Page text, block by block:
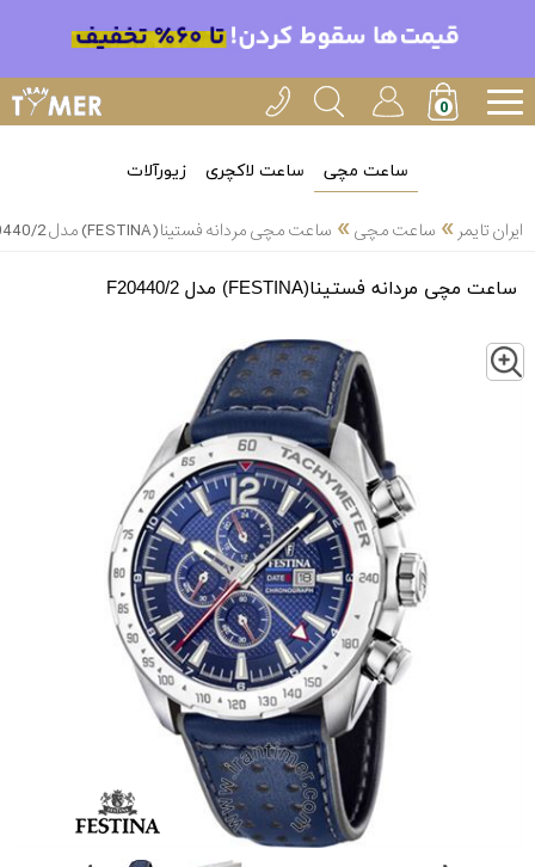
ساعت مچی ساعت لاکچری زیورآلات
ایران تایمر » ساعت مچی» ساعت مچی مردانه فستینا(FESTINA) مدل F20440/2
ساعت مچی مردانه فستینا(FESTINA) مدل F20440/2